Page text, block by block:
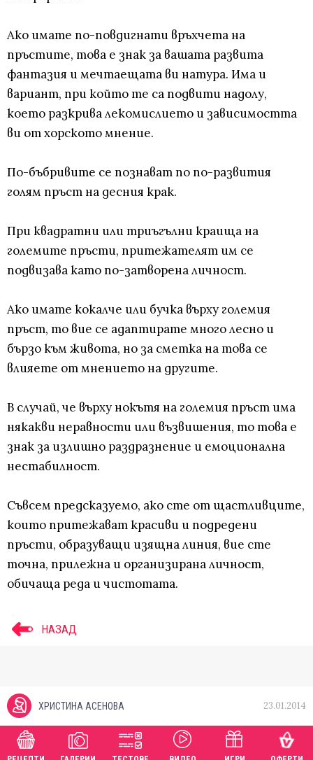
Ако имате по-повдигнати връхчета на
пръстите, това е знак за вашата развита
фантазия и мечтаещата ви натура. Има и
вариант, при който те са подвити надолу,
което разкрива лекомислието и зависимостта
ви от хорското мнение.
По-бъбривите се познават по по-развития
голям пръст на десния крак.
При квадратни или триъгълни краища на
големите пръсти, притежателят им се
подвизава като по-затворена личност.
Ако имате кокалче или бучка върху големия
пръст, то вие се адаптирате много лесно и
бързо към живота, но за сметка на това се
влияете от мнението на другите.
В случай, че върху нокътя на големия пръст има
някакви неравности или възвишения, то това е
знак за излишно раздразнение и емоционална
нестабилност.
Съвсем предсказуемо, ако сте от щастливците,
които притежават красиви и подредени
пръсти, образуващи изящна линия, вие сте
точна, прилежна и организирана личност,
обичаща реда и чистотата.
НАЗАД
ХРИСТИНА АСЕНОВА 23.01.2014